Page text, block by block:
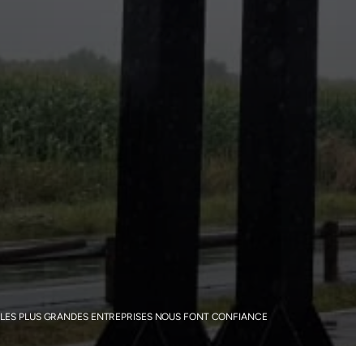
LES PLUS GRANDES ENTREPRISES NOUS FONT CONFIANCE